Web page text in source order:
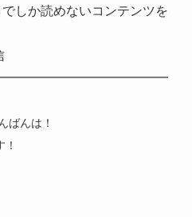
しか読めないコンテンツを
━━━━━━━━
ばんは！